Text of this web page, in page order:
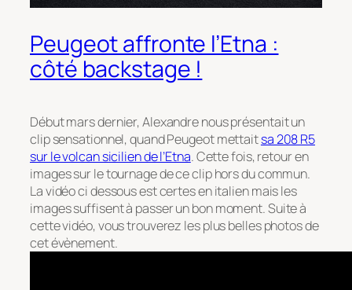
Peugeot affronte l’Etna :
côté backstage !
Début mars dernier, Alexandre nous présentait un
clip sensationnel, quand Peugeot mettaitsa 208 R5
sur le volcan sicilien de l’Etna. Cette fois, retour en
images sur le tournage de ce clip hors du commun.
La vidéo ci dessous est certes en italien mais les
images suffisent à passer un bon moment. Suite à
cette vidéo, vous trouverez les plus belles photos de
cet évènement.